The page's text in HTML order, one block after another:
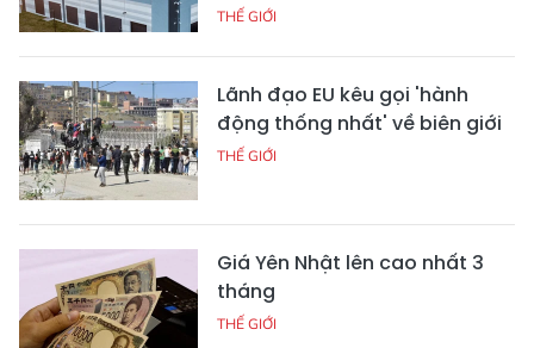
THẾ GIỚI
Lãnh đạo EU kêu gọi 'hành
động thống nhất' về biên giới
THẾ GIỚI
Giá Yên Nhật lên cao nhất 3
tháng
THẾ GIỚI